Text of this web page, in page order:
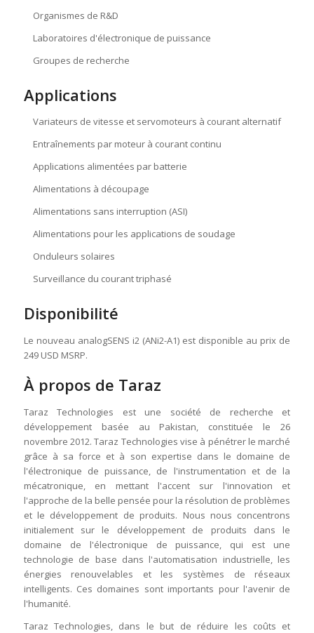
Organismes de R&D
Laboratoires d'électronique de puissance
Groupes de recherche
Applications
Variateurs de vitesse et servomoteurs à courant alternatif
Entraînements par moteur à courant continu
Applications alimentées par batterie
Alimentations à découpage
Alimentations sans interruption (ASI)
Alimentations pour les applications de soudage
Onduleurs solaires
Surveillance du courant triphasé
Disponibilité
Le nouveau analogSENS i2 (ANi2-A1) est disponible au prix de
249 USD MSRP.
À propos de Taraz
Taraz Technologies est une société de recherche et
développement basée au Pakistan, constituée le 26
novembre 2012. Taraz Technologies vise à pénétrer le marché
grâce à sa force et à son expertise dans le domaine de
l'électronique de puissance, de l'instrumentation et de la
mécatronique, en mettant l'accent sur l'innovation et
l'approche de la belle pensée pour la résolution de problèmes
et le développement de produits. Nous nous concentrons
initialement sur le développement de produits dans le
domaine de l'électronique de puissance, qui est une
technologie de base dans l'automatisation industrielle, les
énergies renouvelables et les systèmes de réseaux
intelligents. Ces domaines sont importants pour l'avenir de
l'humanité.
Taraz Technologies, dans le but de réduire les coûts et